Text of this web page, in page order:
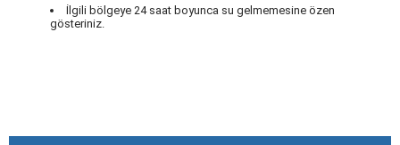
İlgili bölgeye 24 saat boyunca su gelmemesine özen
gösteriniz.